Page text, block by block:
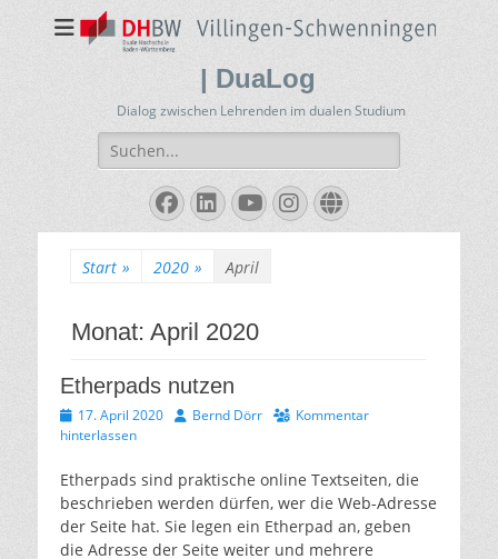
| DuaLog
Dialog zwischen Lehrenden im dualen Studium
Suchen
nach:
Facebook
LinkedIn
YouTube
Instagram
Website
Start » 2020 » April
Monat: April 2020
Etherpads nutzen
Veröffentlicht
am
17. April 2020 AutorBernd Dörr
Kommentar
hinterlassen
Etherpads sind praktische online Textseiten, die
beschrieben werden dürfen, wer die Web-Adresse
der Seite hat. Sie legen ein Etherpad an, geben
die Adresse der Seite weiter und mehrere